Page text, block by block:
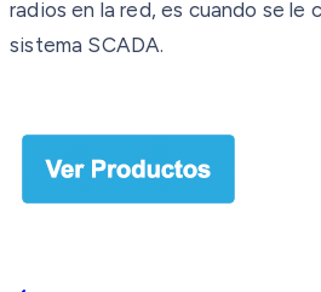
radios en la red, es cuando se le
sistema SCADA.